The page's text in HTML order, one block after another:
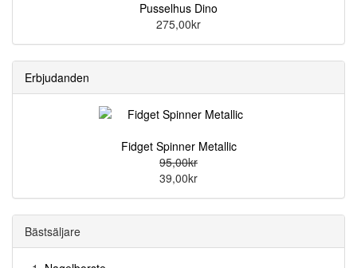
Pusselhus Dino
275,00kr
Erbjudanden
Fidget Spinner Metallic
95,00kr
39,00kr
Bästsäljare